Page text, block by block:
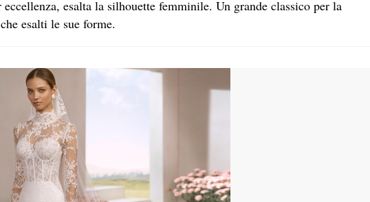
esalta la silhouette femminile. Un grande classico per la
esalti le sue forme.